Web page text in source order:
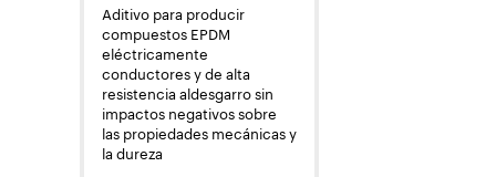
Aditivo para producir
compuestos EPDM
eléctricamente
conductores y de alta
resistencia aldesgarro sin
impactos negativos sobre
las propiedades mecánicas y
la dureza